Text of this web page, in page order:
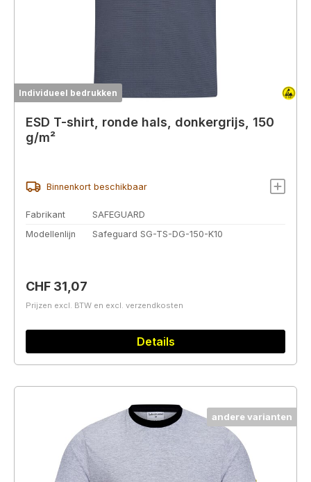
Individueel bedrukken
ESD T-shirt, ronde hals, donkergrijs, 150
g/m²
Binnenkort beschikbaar
Fabrikant
SAFEGUARD
Modellenlijn
Safeguard SG-TS-DG-150-K10
Normale prijs:
CHF 31,07
Prijzen excl. BTW en excl. verzendkosten
Details
andere varianten